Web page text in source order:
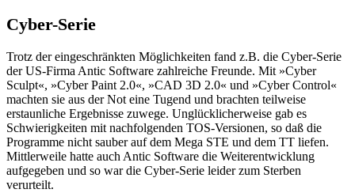
Cyber-Serie
Trotz der eingeschränkten Möglichkeiten fand z.B. die Cyber-Serie
der US-Firma Antic Software zahlreiche Freunde. Mit »Cyber
Sculpt«, »Cyber Paint 2.0«, »CAD 3D 2.0« und »Cyber Control«
machten sie aus der Not eine Tugend und brachten teilweise
erstaunliche Ergebnisse zuwege. Unglücklicherweise gab es
Schwierigkeiten mit nachfolgenden TOS-Versionen, so daß die
Programme nicht sauber auf dem Mega STE und dem TT liefen.
Mittlerweile hatte auch Antic Software die Weiterentwicklung
aufgegeben und so war die Cyber-Serie leider zum Sterben
verurteilt.